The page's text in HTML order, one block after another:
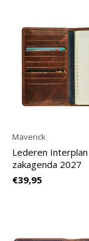
Maverick
Lederen Interplan
zakagenda 2027
€39,95